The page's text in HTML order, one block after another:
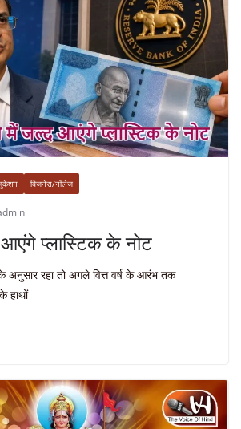
बिजनेस/नॉलेज
प्लास्टिक के नोट
रहा तो अगले वित्त वर्ष के आरंभ तक
हाथों